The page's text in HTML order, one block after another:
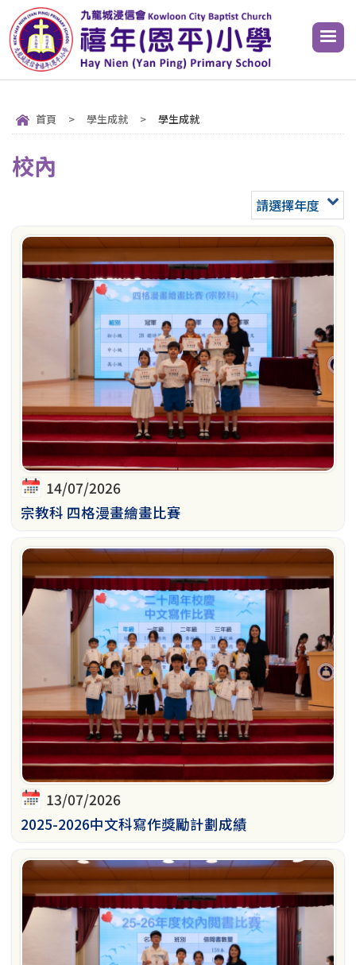
首頁 > 學生成就 > 學生成就
校內
請選擇年度
14/07/2026
宗教科 四格漫畫繪畫比賽
13/07/2026
2025-2026中文科寫作獎勵計劃成績